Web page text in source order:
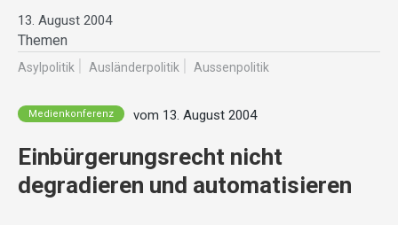
13. August 2004
Themen
Asylpolitik Ausländer­politik Aussenpolitik
Medienkonferenz vom 13. August 2004
Einbürgerungsrecht nicht
degradieren und automatisieren